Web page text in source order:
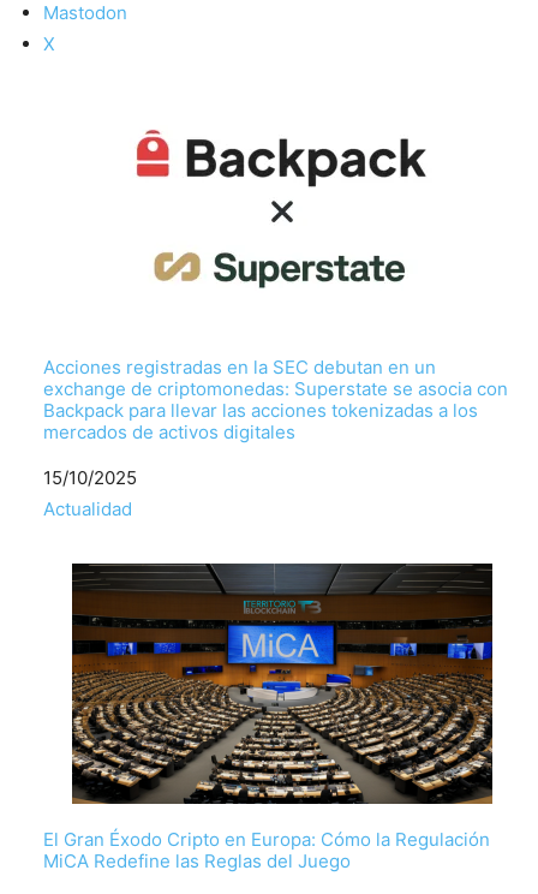
Mastodon
X
Acciones registradas en la SEC debutan en un
exchange de criptomonedas: Superstate se asocia con
Backpack para llevar las acciones tokenizadas a los
mercados de activos digitales
Fecha
15/10/2025
Respecto a
Actualidad
El Gran Éxodo Cripto en Europa: Cómo la Regulación
MiCA Redefine las Reglas del Juego